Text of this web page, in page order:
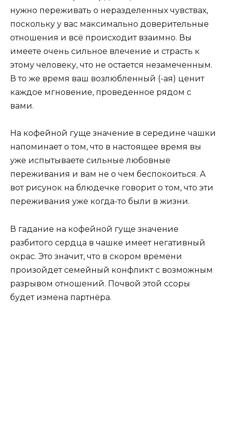
нужно переживать о неразделенных чувствах,
поскольку у вас максимально доверительные
отношения и всё происходит взаимно. Вы
имеете очень сильное влечение и страсть к
этому человеку, что не остается незамеченным.
В то же время ваш возлюбленный (-ая) ценит
каждое мгновение, проведенное рядом с
вами.
На кофейной гуще значение в середине чашки
напоминает о том, что в настоящее время вы
уже испытываете сильные любовные
переживания и вам не о чем беспокоиться. А
вот рисунок на блюдечке говорит о том, что эти
переживания уже когда-то были в жизни.
В гадание на кофейной гуще значение
разбитого сердца в чашке имеет негативный
окрас. Это значит, что в скором времени
произойдет семейный конфликт с возможным
разрывом отношений. Почвой этой ссоры
будет измена партнёра.